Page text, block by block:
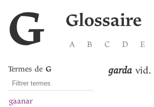
G Glossaire
A B C D E
Termes de G
gaanar
garda vid.